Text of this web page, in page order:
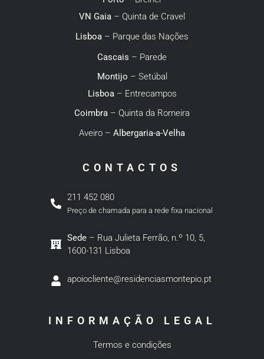
VN Gaia– Quinta de Cravel
Lisboa – Parque das Nações
Cascais – Parede
Montijo – Setúbal
Lisboa– Entrecampos
Coimbra – Quinta da Romeira
Aveiro – Albergaria-a-Velha
CONTACTOS
211 452 080
Preço de chamada para a rede fixa nacional
Sede– Rua Julieta Ferrão, n.º 10, 5,
1600-131 Lisboa
apoiocliente@residenciasmontepio.pt
INFORMAÇÃO LEGAL
Termos e condições